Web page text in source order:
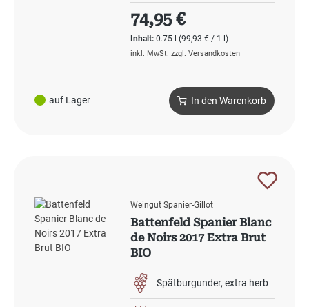
auf Lager
Inhalt:0.75 l(99,93 € / 1 l)
Regulärer Preis:
74,95 €
inkl. MwSt. zzgl. Versandkosten
In den Warenkorb
Weingut Spanier-Gillot
Battenfeld Spanier Blanc
de Noirs 2017 Extra Brut
BIO
Spätburgunder extra herb